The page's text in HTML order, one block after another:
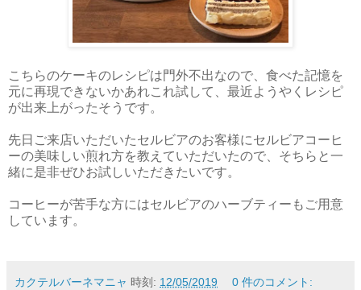
こちらのケーキのレシピは門外不出なので、食べた記憶を
元に再現できないかあれこれ試して、最近ようやくレシピ
が出来上がったそうです。
先日ご来店いただいたセルビアのお客様にセルビアコーヒ
ーの美味しい煎れ方を教えていただいたので、そちらと一
緒に是非ぜひお試しいただきたいです。
コーヒーが苦手な方にはセルビアのハーブティーもご用意
しています。
カクテルバーネマニャ 時刻: 12/05/2019 0 件のコメント: